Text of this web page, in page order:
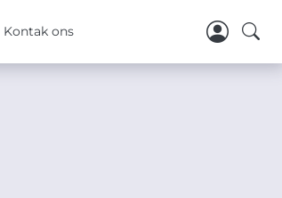
Kontak ons